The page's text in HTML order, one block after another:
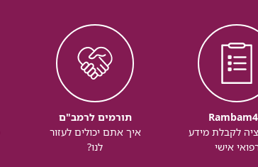
לקבלת מידע
אישי
תורמים לרמב"ם
איך אתם יכולים לעזור
לנו?